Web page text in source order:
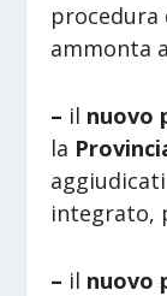
ammonta a
– il nuovo
la
integrato,
– il nuovo